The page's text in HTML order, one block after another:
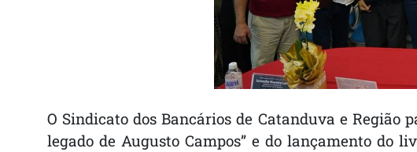
O Sindicato dos Bancários de Catanduva e Região
legado de Augusto Campos” e do lançamento do